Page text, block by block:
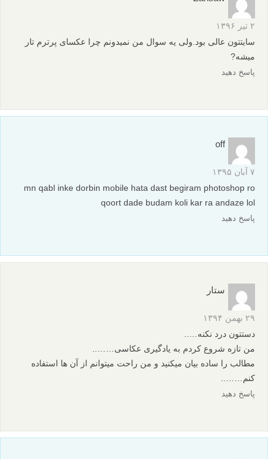
۲ تیر ۱۳۹۶
سایتتون عالی بود.ولی یه سوال من نمیدونم چرا عکسای پرترم تار
میشه?
پاسخ دهید
off
۷ آبان ۱۳۹۵
mn qabl inke dorbin mobile hata dast begiram photoshop ro
qoort dade budam koli kar ra andaze lol
پاسخ دهید
ستار
۲۹ بهمن ۱۳۹۴
دستتون درد نکنه…..
من تازه شروع کردم به یادگیری عکاسی……..
مطالب را ساده بیان میکنید و من راحت میتوانم از آن ها استفاده
کنم……..
پاسخ دهید